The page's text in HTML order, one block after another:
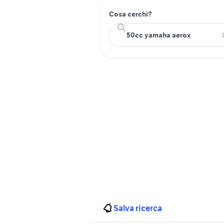
Cosa cerchi?
Salva ricerca